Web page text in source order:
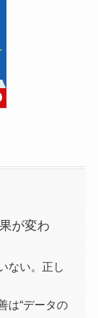
が変わ
ない。正し
は“データの